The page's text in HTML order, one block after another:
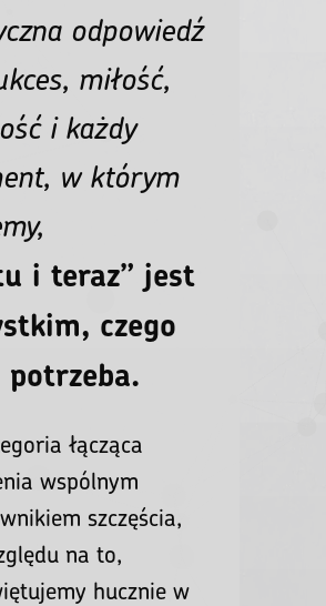
odpowiedź
miłość,
i każdy
w którym
i teraz” jest
czego
potrzeba.
łącząca
wspólnym
szczęścia,
na to,
hucznie w